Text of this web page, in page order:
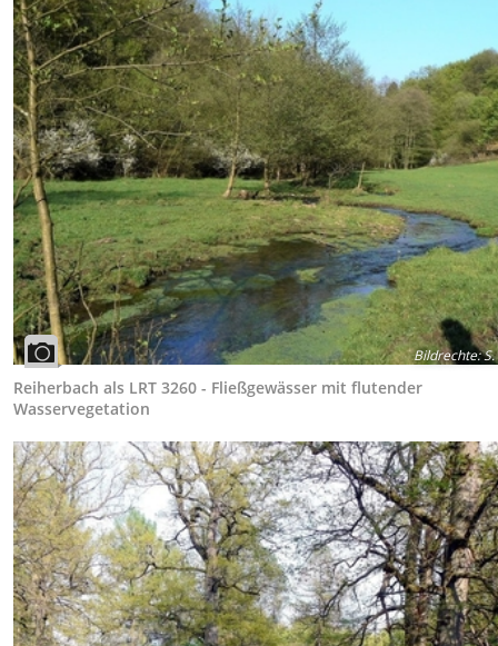
Bildrechte:S.
Reiherbach als LRT 3260 - Fließgewässer mit flutender
Wasservegetation